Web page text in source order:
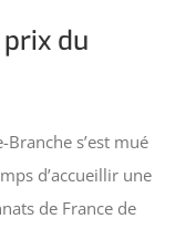
du
Branche s’est mué
d’accueillir une
de France de